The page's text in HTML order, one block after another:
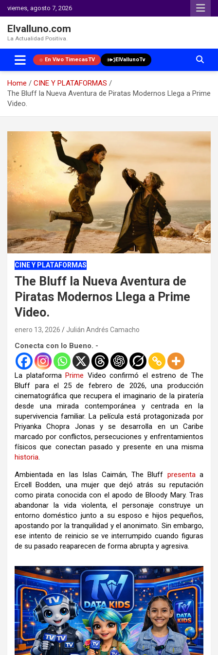
viernes, agosto 7, 2026
Elvalluno.com
La Actualidad Positiva.
En Vivo TimecasTV ElVallunoTv
Home
CINE Y PLATAFORMAS
The Bluff la Nueva Aventura de Piratas Modernos Llega a Prime
Video.
CINE Y PLATAFORMAS
The Bluff la Nueva Aventura de
Piratas Modernos Llega a Prime
Video.
enero 13, 2026 Julián Andrés Camacho
Conecta con lo Bueno. -
La plataforma Prime Video confirmó el estreno de The
Bluff para el 25 de febrero de 2026, una producción
cinematográfica que recupera el imaginario de la piratería
desde una mirada contemporánea y centrada en la
supervivencia familiar. La película está protagonizada por
Priyanka Chopra Jonas y se desarrolla en un Caribe
marcado por conflictos, persecuciones y enfrentamientos
físicos que conectan pasado y presente en una misma
historia.
Ambientada en las Islas Caimán, The Bluff presentaa
Ercell Bodden, una mujer que dejó atrás su reputación
como pirata conocida con el apodo de Bloody Mary. Tras
abandonar la vida violenta, el personaje construye un
entorno doméstico junto a su esposo e hijos pequeños,
apostando por la tranquilidad y el anonimato. Sin embargo,
ese intento de reinicio se ve interrumpido cuando figuras
de su pasado reaparecen de forma abrupta y agresiva.